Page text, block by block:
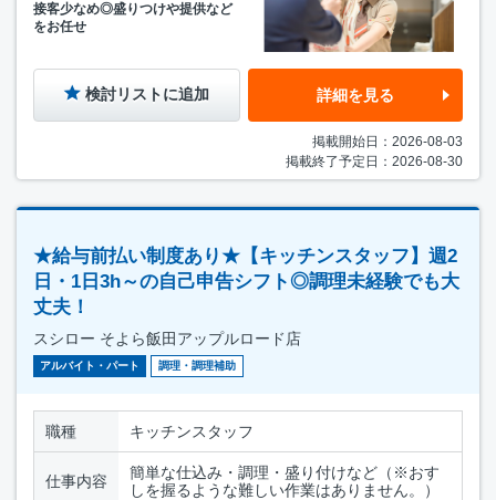
接客少なめ◎盛りつけや提供など
をお任せ
検討リストに追加 詳細を見る
掲載開始日：2026-08-03
掲載終了予定日：2026-08-30
★給与前払い制度あり★【キッチンスタッフ】週2
日・1日3h～の自己申告シフト◎調理未経験でも大
丈夫！
スシロー そよら飯田アップルロード店
アルバイト・パート 調理・調理補助
職種 キッチンスタッフ
仕事内容
簡単な仕込み・調理・盛り付けなど（※おす
しを握るような難しい作業はありません。）